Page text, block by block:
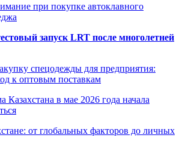
при покупке автоклавного
запуск LRT после многолетней
спецодежды для предприятия:
к оптовым поставкам
Казахстана в мае 2026 года начала
от глобальных факторов до личных